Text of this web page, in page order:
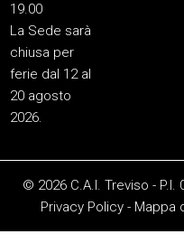
19.00
La Sede sarà
chiusa per
ferie dal 12 al
20 agosto
2026.
© 2026 C.A.I. Treviso - P.I.
Privacy Policy - Mappa